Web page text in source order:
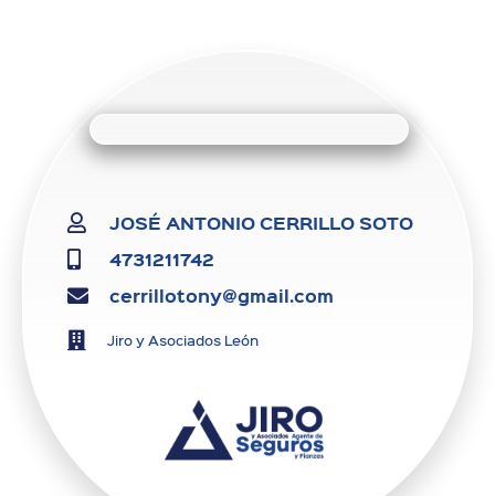
JOSÉ ANTONIO CERRILLO SOTO
4731211742
cerrillotony@gmail.com
Jiro y Asociados León